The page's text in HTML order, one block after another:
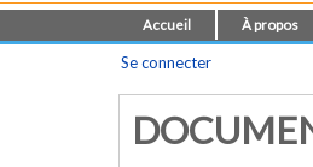
Accueil À propos
Se connecter